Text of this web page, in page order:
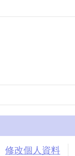
修改個人資料